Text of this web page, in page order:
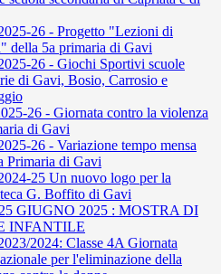
26 - Progetto "Lezioni di
della 5a primaria di Gavi
26 - Giochi Sportivi scuole
di Gavi, Bosio, Carrosio e
26 - Giornata contro la violenza
di Gavi
26 - Variazione tempo mensa
Primaria di Gavi
25 Un nuovo logo per la
G. Boffito di Gavi
GIUGNO 2025 : MOSTRA DI
INFANTILE
2024: Classe 4A Giornata
per l'eliminazione della